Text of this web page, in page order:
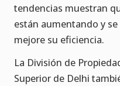
tendencias muestran
están aumentando y
mejore su eficiencia.
La División de
Superior de Delhi